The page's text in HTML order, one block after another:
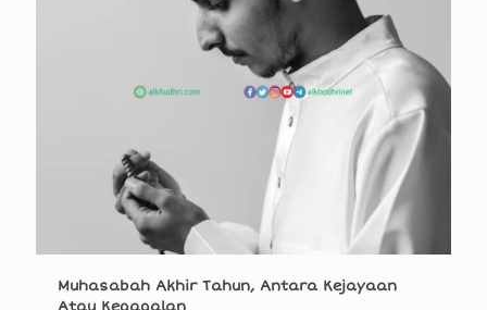
Muhasabah Akhir Tahun, Antara Kejayaan